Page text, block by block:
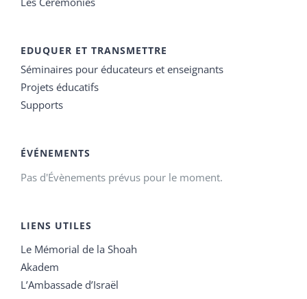
EDUQUER ET TRANSMETTRE
Séminaires pour éducateurs et enseignants
Projets éducatifs
Supports
ÉVÉNEMENTS
Pas d'Évènements prévus pour le moment.
LIENS UTILES
Le Mémorial de la Shoah
Akadem
L’Ambassade d’Israël